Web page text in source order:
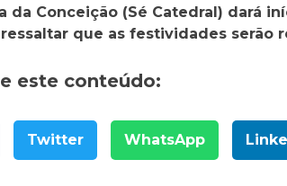
da Conceição (Sé Catedral) dará
que as festividades serão
este conteúdo:
Twitter WhatsApp